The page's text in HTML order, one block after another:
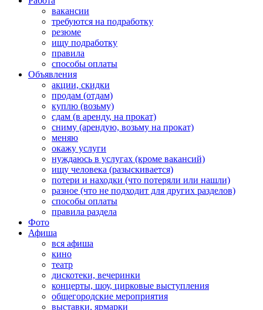
вакансии
требуются на подработку
резюме
ищу подработку
правила
способы оплаты
Объявления
акции, скидки
продам (отдам)
куплю (возьму)
сдам (в аренду, на прокат)
сниму (арендую, возьму на прокат)
меняю
окажу услуги
нуждаюсь в услугах (кроме вакансий)
ищу человека (разыскивается)
потери и находки (что потеряли или нашли)
разное (что не подходит для других разделов)
способы оплаты
правила раздела
Фото
Афиша
вся афиша
кино
театр
дискотеки, вечеринки
концерты, шоу, цирковые выступления
общегородские мероприятия
выставки, ярмарки